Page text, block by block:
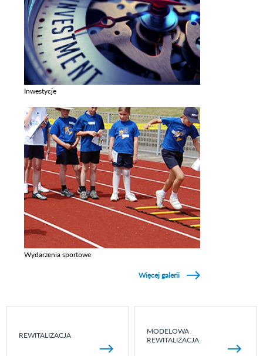
Inwestycje
Wydarzenia sportowe
Więcej galerii
REWITALIZACJA
MODELOWA
REWITALIZACJA